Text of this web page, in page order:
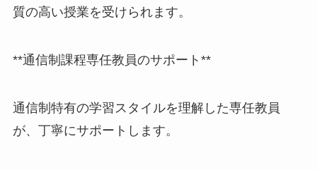
質の高い授業を受けられます。
**通信制課程専任教員のサポート**
通信制特有の学習スタイルを理解した専任教員
が、丁寧にサポートします。